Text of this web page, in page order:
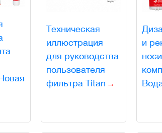
Техническая
иллюстрация
для руководства
пользователя
фильтра Titan
и